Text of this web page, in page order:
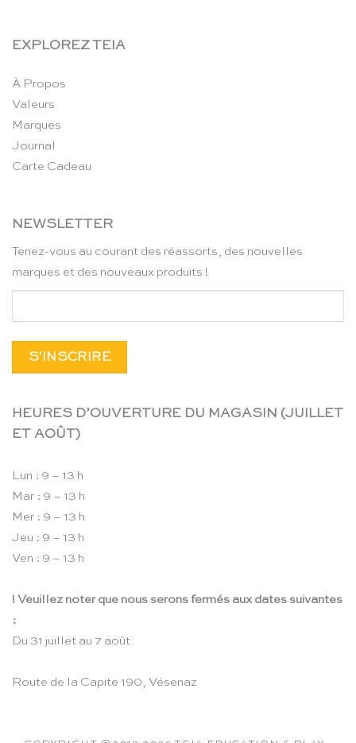
EXPLOREZ TEIA
À Propos
Valeurs
Marques
Journal
Carte Cadeau
NEWSLETTER
Tenez-vous au courant des réassorts, des nouvelles
marques et des nouveaux produits !
HEURES D’OUVERTURE DU MAGASIN (JUILLET
ET AOÛT)
Lun : 9 – 13 h
Mar : 9 – 13 h
Mer : 9 – 13 h
Jeu : 9 – 13 h
Ven : 9 – 13 h
! Veuillez noter que nous serons fermés aux dates suivantes
:
Du 31 juillet au 7 août
Route de la Capite 190, Vésenaz